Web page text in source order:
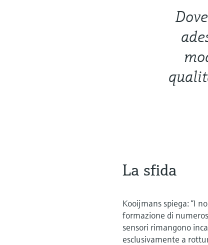
La sfida
Kooijmans spiega: “I
formazione di
sensori rimangono
esclusivamente a